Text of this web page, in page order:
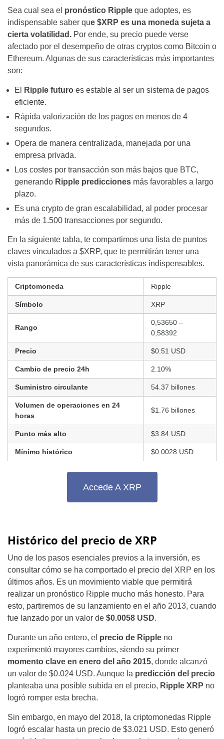
Sea cual sea el pronóstico Ripple que adoptes, es
indispensable saber que $XRP es una moneda sujeta a
cierta volatilidad. Por ende, su precio puede verse
afectado por el desempeño de otras cryptos como Bitcoin o
Ethereum. Algunas de sus características más importantes
son:
El Ripple futuro es estable al ser un sistema de pagos
eficiente.
Rápida valorización de los pagos en menos de 4
segundos.
Opera de manera centralizada, manejada por una
empresa privada.
Los costes por transacción son más bajos que BTC,
generando Ripple predicciones más favorables a largo
plazo.
Es una crypto de gran escalabilidad, al poder procesar
más de 1.500 transacciones por segundo.
En la siguiente tabla, te compartimos una lista de puntos
claves vinculados a $XRP, que te permitirán tener una
vista panorámica de sus características indispensables.
Criptomoneda Ripple
Símbolo XRP
Rango
0,53650 –
0,58392
Precio $0.51 USD
Cambio de precio 24h 2.10%
Suministro circulante 54.37 billones
Volumen de operaciones en 24
horas
$1.76 billones
Punto más alto $3.84 USD
Mínimo histórico $0.0028 USD
Accede A XRP
Histórico del precio de XRP
Uno de los pasos esenciales previos a la inversión, es
consultar cómo se ha comportado el precio del XRP en los
últimos años. Es un movimiento viable que permitirá
realizar un pronóstico Ripple mucho más honesto. Para
esto, partiremos de su lanzamiento en el año 2013, cuando
fue lanzado por un valor de $0.0058 USD.
Durante un año entero, el precio de Ripple no
experimentó mayores cambios, siendo su primer
momento clave en enero del año 2015, donde alcanzó
un valor de $0.024 USD. Aunque la predicción del precio
planteaba una posible subida en el precio, Ripple XRP no
logró romper esta brecha.
Sin embargo, en mayo del 2018, la criptomonedas Ripple
logró escalar hasta un precio de $3.021 USD. Esto generó